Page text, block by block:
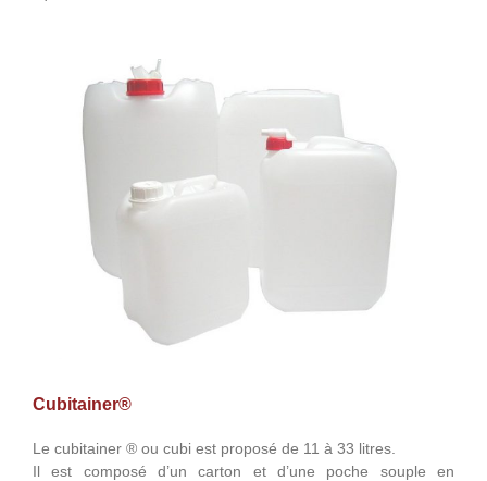
Cubitainer®
Le cubitainer ® ou cubi est proposé de 11 à 33 litres.
Il est composé d’un carton et d’une poche souple en